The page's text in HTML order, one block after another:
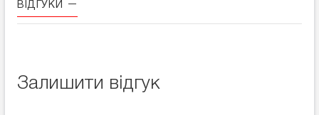
ВІДГУКИ
Залишити відгук